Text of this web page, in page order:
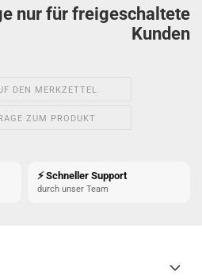
nur für freigeschaltete
Kunden
DEN MERKZETTEL
ZUM PRODUKT
⚡ Schneller Support
durch unser Team